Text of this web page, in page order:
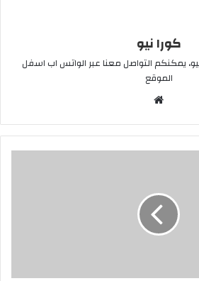
كورا نيو
يمكنكم التواصل معنا عبر الواتس اب اسفل
الموقع